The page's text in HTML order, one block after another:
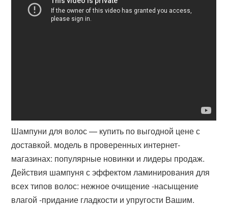
Шампуни для волос — купить по выгодной цене с
доставкой. модель в проверенных интернет-
магазинах: популярные новинки и лидеры продаж.
Действия шампуня с эффектом ламинирования для
всех типов волос: ​нежное очищение -насыщение
влагой -придание гладкости и упругости Вашим.